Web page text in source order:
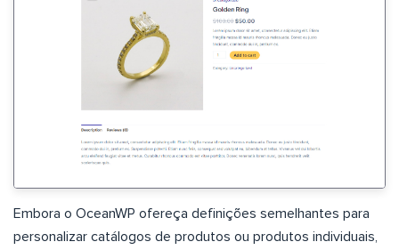
Embora o OceanWP ofereça definições semelhantes para
personalizar catálogos de produtos ou produtos individuais,